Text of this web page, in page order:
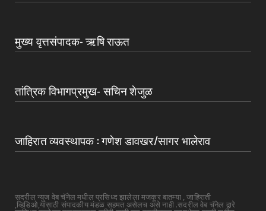
मुख्य वृत्तसंपादक- ऋषि राऊत
तांत्रिक विभागप्रमुख- सचिन शेजुळ
जाहिरात व्यवस्थापक : गणेश डावखर/सागर भालेराव
सदरील न्युज वेब चॅनेल मधील प्रसिध्द झालेला मजकूर बातम्या , जाहिराती
,व्हिडिओ,यांसाठी संपादकीय मंडळ सहमत असेलच असे नाही .सदरील वेब चॅनेल द्वारे